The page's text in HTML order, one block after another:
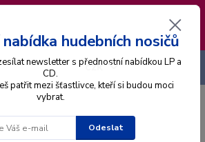
čerpám dovolenou. Datum
se posouvá na pátek
14.8.2026 🐋
CZK
hudebních nosičů
newsletter s přednostní nabídkou LP a
CD.
patřit mezi šťastlivce, kteří si budou moci
vybrat.
Odeslat